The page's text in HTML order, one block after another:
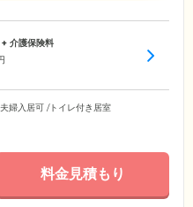
介護保険料
婦入居可 /トイレ付き居室
料金見積もり